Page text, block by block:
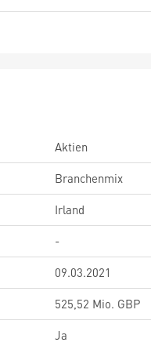
Aktien
Branchenmix
Irland
-
09.03.2021
525,52 Mio. GBP
Ja